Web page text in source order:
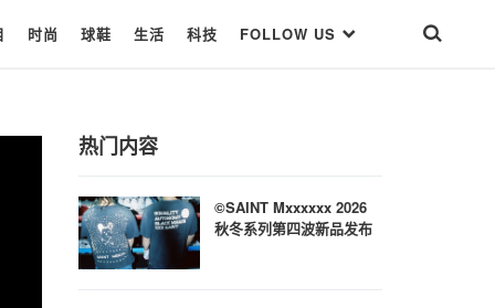
时尚 球鞋 生活 科技 FOLLOW US
热门内容
©SAINT Mxxxxxx 2026
秋冬系列第四波新品发布